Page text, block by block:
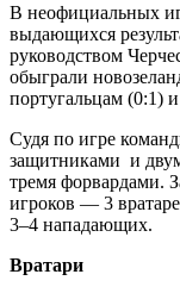
В неофициальных
выдающихся
руководством
обыграли
португальцам (0:1)
Судя по игре
защитниками и
тремя форвардами.
игроков — 3
3–4 нападающих.
Вратари